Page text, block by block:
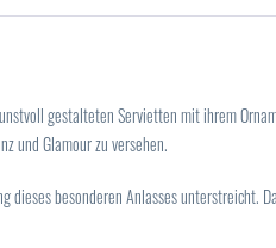
gestalteten Servietten mit ihrem
und Glamour zu versehen.
dieses besonderen Anlasses unterstreicht.